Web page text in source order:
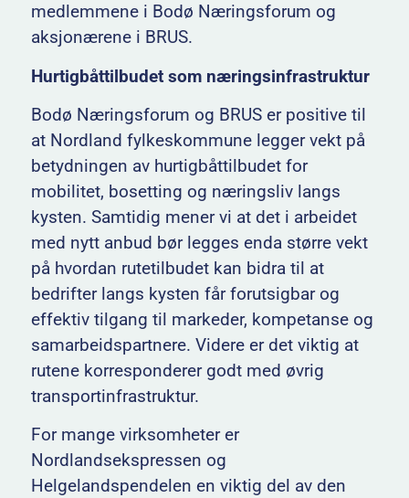
medlemmene i Bodø Næringsforum og
aksjonærene i BRUS.
Hurtigbåttilbudet som næringsinfrastruktur
Bodø Næringsforum og BRUS er positive til
at Nordland fylkeskommune legger vekt på
betydningen av hurtigbåttilbudet for
mobilitet, bosetting og næringsliv langs
kysten. Samtidig mener vi at det i arbeidet
med nytt anbud bør legges enda større vekt
på hvordan rutetilbudet kan bidra til at
bedrifter langs kysten får forutsigbar og
effektiv tilgang til markeder, kompetanse og
samarbeidspartnere. Videre er det viktig at
rutene korresponderer godt med øvrig
transportinfrastruktur.
For mange virksomheter er
Nordlandsekspressen og
Helgelandspendelen en viktig del av den